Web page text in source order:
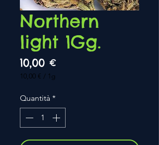
Northern
light 1Gg.
10,00 €Prezzo
10,00 € / 1g
ogni
Grammo
Quantità *